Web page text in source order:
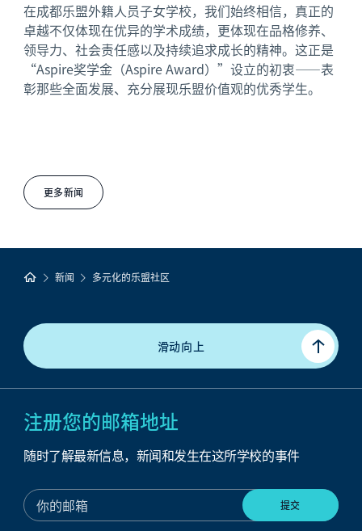
更多新闻
在成都乐盟外籍人员子女学校，我们始终相信，真正的
卓越不仅体现在优异的学术成绩，更体现在品格修养、
领导力、社会责任感以及持续追求成长的精神。这正是
“Aspire奖学金（Aspire Award）”设立的初衷——表
彰那些全面发展、充分展现乐盟价值观的优秀学生。
新闻 多元化的乐盟社区
滑动向上
注册您的邮箱地址
随时了解最新信息，新闻和发生在这所学校的事件